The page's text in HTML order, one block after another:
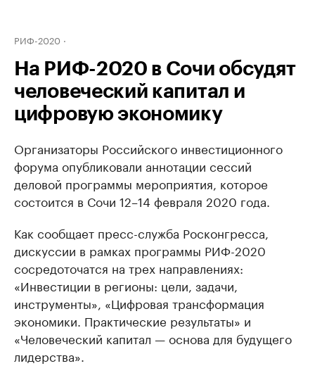
РИФ-2020
На РИФ-2020 в Сочи обсудят
человеческий капитал и
цифровую экономику
Организаторы Российского инвестиционного
форума опубликовали аннотации сессий
деловой программы мероприятия, которое
состоится в Сочи 12–14 февраля 2020 года.
Как сообщает пресс-служба Росконгресса,
дискуссии в рамках программы РИФ-2020
сосредоточатся на трех направлениях:
«Инвестиции в регионы: цели, задачи,
инструменты», «Цифровая трансформация
экономики. Практические результаты» и
«Человеческий капитал — основа для будущего
лидерства».